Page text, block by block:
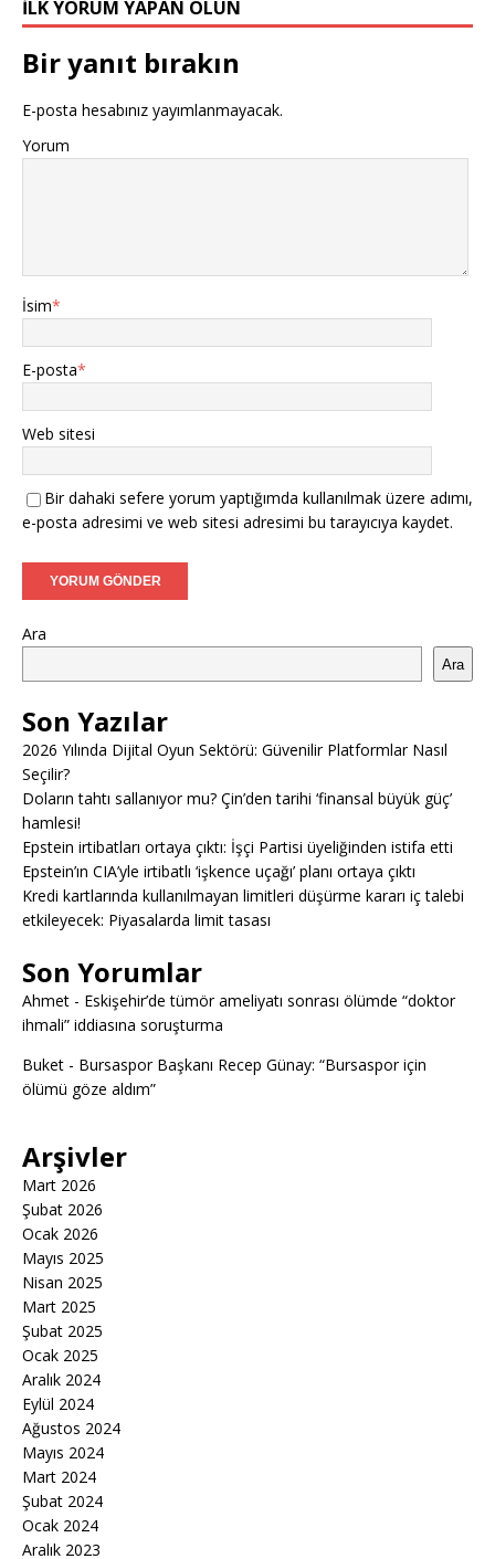
İLK YORUM YAPAN OLUN
Bir yanıt bırakın
E-posta hesabınız yayımlanmayacak.
Yorum
İsim*
E-posta*
Web sitesi
Bir dahaki sefere yorum yaptığımda kullanılmak üzere adımı,
e-posta adresimi ve web sitesi adresimi bu tarayıcıya kaydet.
Ara
Ara
Son Yazılar
2026 Yılında Dijital Oyun Sektörü: Güvenilir Platformlar Nasıl
Seçilir?
Doların tahtı sallanıyor mu? Çin’den tarihi ‘finansal büyük güç’
hamlesi!
Epstein irtibatları ortaya çıktı: İşçi Partisi üyeliğinden istifa etti
Epstein’ın CIA’yle irtibatlı ‘işkence uçağı’ planı ortaya çıktı
Kredi kartlarında kullanılmayan limitleri düşürme kararı iç talebi
etkileyecek: Piyasalarda limit tasası
Son Yorumlar
Ahmet - Eskişehir’de tümör ameliyatı sonrası ölümde “doktor
ihmali” iddiasına soruşturma
Buket - Bursaspor Başkanı Recep Günay: “Bursaspor için
ölümü göze aldım”
Arşivler
Mart 2026
Şubat 2026
Ocak 2026
Mayıs 2025
Nisan 2025
Mart 2025
Şubat 2025
Ocak 2025
Aralık 2024
Eylül 2024
Ağustos 2024
Mayıs 2024
Mart 2024
Şubat 2024
Ocak 2024
Aralık 2023